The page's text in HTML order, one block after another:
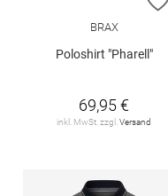
BRAX
Poloshirt "Pharell"
69,95 €
inkl. MwSt. zzgl. Versand